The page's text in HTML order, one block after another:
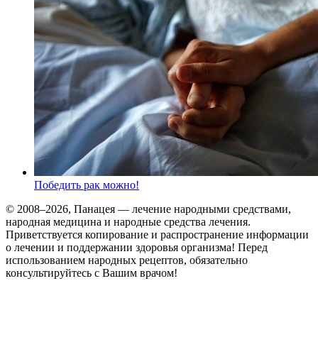
Победить рак можно!
© 2008–2026, Панацея — лечение народными средствами,
народная медицина и народные средства лечения.
Приветствуется копирование и распространение информации
о лечении и поддержании здоровья организма! Перед
использованием народных рецептов, обязательно
консультируйтесь с Вашим врачом!